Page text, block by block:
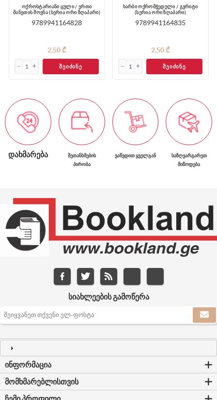
ოქროსტარიანი ცული / ერთი
მანეთის შოვნა (სერია ორი ზღაპარი)
9789941164828
2,50 ₾
ᲨᲔᲘᲫᲘᲜᲔ
ხარბი ოქრომჭედელი / გვრიტი
(სერია ორი ზღაპარი)
9789941164835
2,50 ₾
ᲨᲔᲘᲫᲘᲜᲔ
ᲓᲐᲮᲛᲐᲠᲔᲑᲐ
ᲨᲔᲗᲐᲜᲮᲛᲔᲑᲘᲡ
ᲞᲘᲠᲝᲑᲐ
ᲕᲐᲬᲕᲓᲘᲗ ᲧᲕᲔᲚᲒᲐᲜ
ᲡᲐᲖᲦᲕᲐᲠᲒᲐᲠᲔᲗ
ᲛᲘᲬᲝᲓᲔᲑᲐ
ᲡᲘᲐᲮᲚᲔᲔᲑᲘᲡ ᲒᲐᲛᲝᲬᲔᲠᲐ
ᲘᲜᲤᲝᲠᲛᲐᲪᲘᲐ
ᲛᲝᲛᲮᲛᲐᲠᲔᲑᲚᲘᲡᲗᲕᲘᲡ